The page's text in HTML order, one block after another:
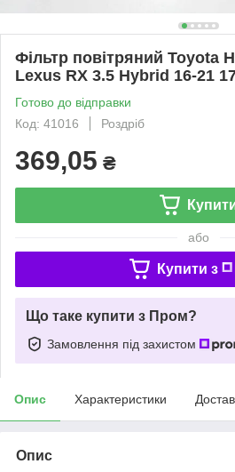
Фільтр повітряний Toyota
Lexus RX 3.5 Hybrid 16-21
Готово до відправки
Код: 41016
Роздріб
369,05 ₴
або
Купити з
Що таке купити з Пром?
Замовлення під захистом
Опис Характеристики
Опис